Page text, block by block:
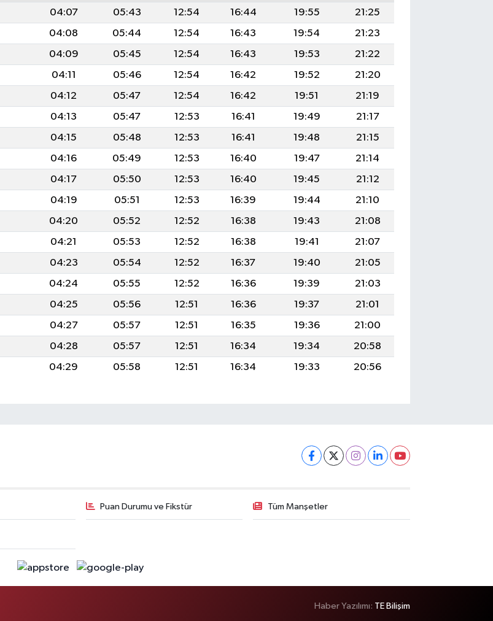
04:07 05:43 12:54 16:44 19:55
21:25
04:08 05:44 12:54 16:43 19:54
21:23
04:09 05:45 12:54 16:43 19:53
21:22
04:11 05:46 12:54 16:42 19:52
21:20
04:12 05:47 12:54 16:42 19:51
21:19
04:13 05:47 12:53 16:41 19:49
21:17
04:15 05:48 12:53 16:41 19:48
21:15
04:16 05:49 12:53 16:40 19:47
21:14
04:17 05:50 12:53 16:40 19:45
21:12
04:19 05:51 12:53 16:39 19:44
21:10
04:20 05:52 12:52 16:38 19:43
21:08
04:21 05:53 12:52 16:38 19:41
21:07
04:23 05:54 12:52 16:37 19:40
21:05
04:24 05:55 12:52 16:36 19:39
21:03
04:25 05:56 12:51 16:36 19:37
21:01
04:27 05:57 12:51 16:35 19:36
21:00
04:28 05:57 12:51 16:34 19:34
20:58
04:29 05:58 12:51 16:34 19:33 20:56
Puan Durumu ve Fikstür Tüm Manşetler
Haber Yazılımı: TE Bilişim